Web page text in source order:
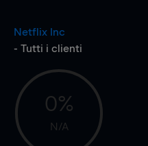
Netflix Inc
- Tutti i clienti
0%
N/A